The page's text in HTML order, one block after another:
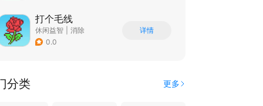
打个毛线
休闲益智
消除
0.0
详情
分类 更多